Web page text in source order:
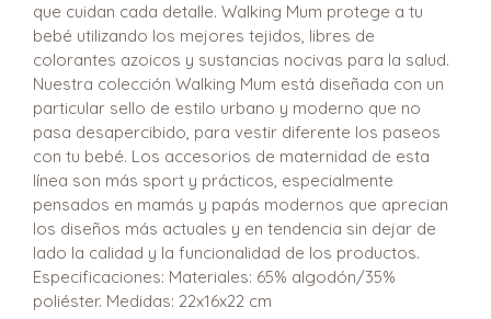
que cuidan cada detalle. Walking Mum protege a tu
bebé utilizando los mejores tejidos, libres de
colorantes azoicos y sustancias nocivas para la salud.
Nuestra colección Walking Mum está diseñada con un
particular sello de estilo urbano y moderno que no
pasa desapercibido, para vestir diferente los paseos
con tu bebé. Los accesorios de maternidad de esta
línea son más sport y prácticos, especialmente
pensados en mamás y papás modernos que aprecian
los diseños más actuales y en tendencia sin dejar de
lado la calidad y la funcionalidad de los productos.
Especificaciones: Materiales: 65% algodón/35%
poliéster. Medidas: 22x16x22 cm